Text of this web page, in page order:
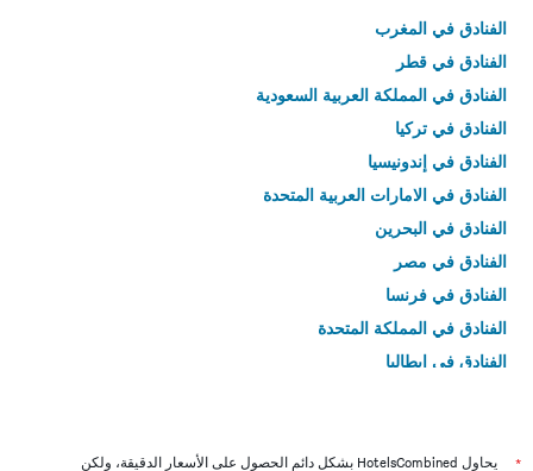
الفنادق في المغرب
الفنادق في قطر
الفنادق في المملكة العربية السعودية
الفنادق في تركيا
الفنادق في إندونيسيا
الفنادق في الامارات العربية المتحدة
الفنادق في البحرين
الفنادق في مصر
الفنادق في فرنسا
الفنادق في المملكة المتحدة
الفنادق في إيطاليا
* يحاول HotelsCombined بشكل دائم الحصول على الأسعار الدقيقة، ولكن